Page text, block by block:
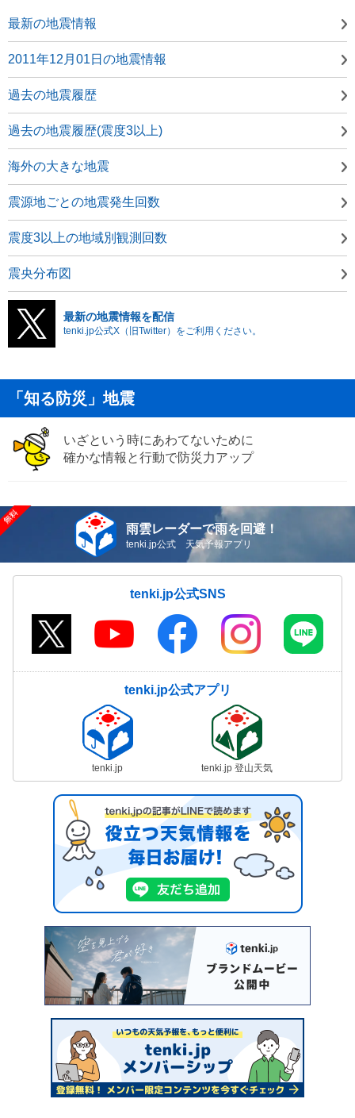
最新の地震情報
2011年12月01日の地震情報
過去の地震履歴
過去の地震履歴(震度3以上)
海外の大きな地震
震源地ごとの地震発生回数
震度3以上の地域別観測回数
震央分布図
最新の地震情報を配信
tenki.jp公式X（旧Twitter）をご利用ください。
「知る防災」地震
いざという時にあわてないために
確かな情報と行動で防災力アップ
雨雲レーダーで雨を回避！
tenki.jp公式 天気予報アプリ
tenki.jp公式SNS
tenki.jp公式アプリ
tenki.jp tenki.jp 登山天気